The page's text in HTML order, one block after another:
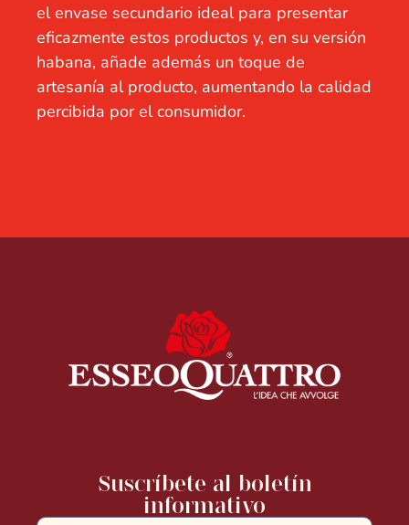
el envase secundario ideal para presentar
eficazmente estos productos y, en su versión
habana, añade además un toque de
artesanía al producto, aumentando la calidad
percibida por el consumidor.
Suscríbete al boletín
informativo